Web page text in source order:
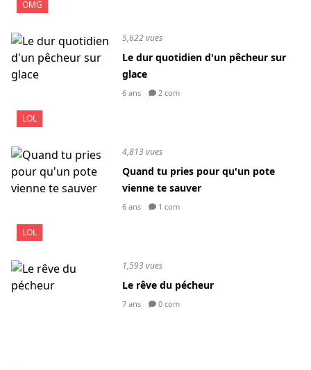
OMG
LOL
5,622 vues
Le dur quotidien d'un pêcheur sur
glace
6 ans 2 com
LOL
4,813 vues
Quand tu pries pour qu'un pote
vienne te sauver
6 ans 1 com
1,593 vues
Le rêve du pécheur
7 ans 0 com